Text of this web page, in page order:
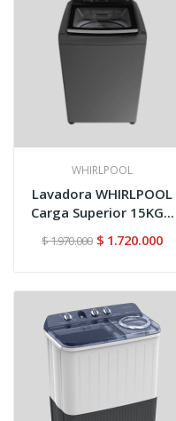
WHIRLPOOL
Lavadora WHIRLPOOL
Carga Superior 15KG...
$ 1.970.000 $ 1.720.000